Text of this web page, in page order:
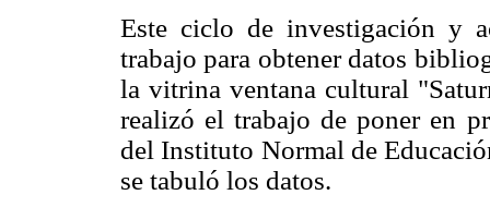
Este ciclo de investigación y
trabajo para obtener datos
la vitrina ventana cultural
realizó el trabajo de poner en
del Instituto Normal de
se tabuló los datos.